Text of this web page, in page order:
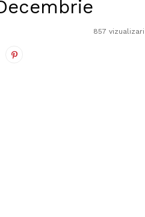
857 vizualizari